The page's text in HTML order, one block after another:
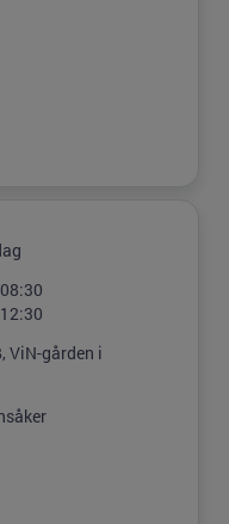
ViN-gården i